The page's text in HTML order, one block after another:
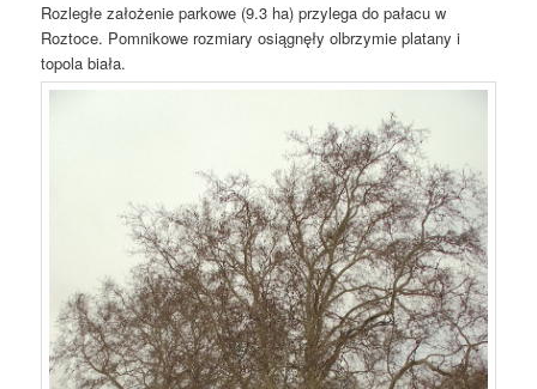
Rozległe założenie parkowe (9.3 ha) przylega do pałacu w
Roztoce. Pomnikowe rozmiary osiągnęły olbrzymie platany i
topola biała.